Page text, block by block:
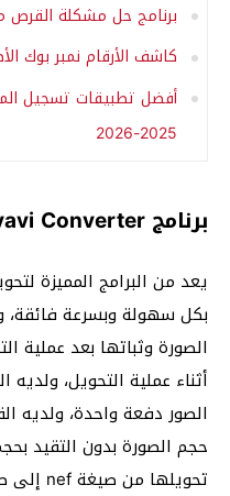
برنامج حل مشكلة القرص
كاشف الأرقام نمبر بوك
أفضل تطبيقات تسجيل
2025-2026
برنامج Movavi Converter
بكل سهولة وبسرعة فائقة،
الصورة وثباتها بعد عملية
أثناء عملية التحويل،
الصور دفعة واحدة، ولديه
حجم الصورة بدون التقيد
تحويلها من صيغة nef إلى صيغة jpg.